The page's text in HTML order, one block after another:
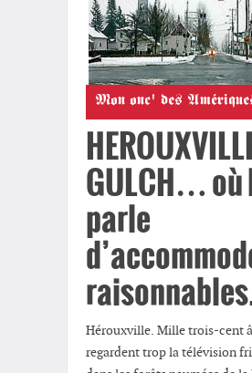
Mon onc' des
GULCH… où
parle
Hérouxville. Mille trois-cent
regardent trop la télévision